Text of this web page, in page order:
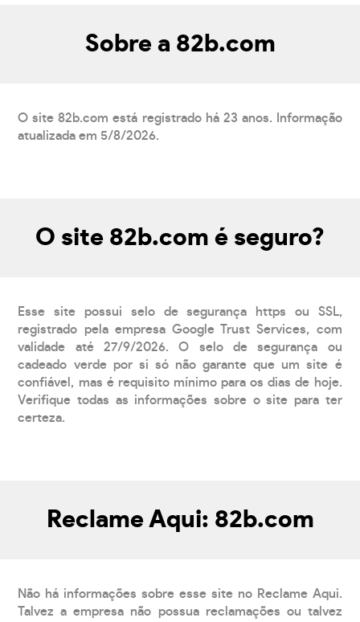
Sobre a 82b.com
O site 82b.com está registrado há 23 anos. Informação
atualizada em 5/8/2026.
O site 82b.com é seguro?
Esse site possui selo de segurança https ou SSL,
registrado pela empresa Google Trust Services, com
validade até 27/9/2026. O selo de segurança ou
cadeado verde por si só não garante que um site é
confiável, mas é requisito mínimo para os dias de hoje.
Verifique todas as informações sobre o site para ter
certeza.
Reclame Aqui: 82b.com
Não há informações sobre esse site no Reclame Aqui.
Talvez a empresa não possua reclamações ou talvez